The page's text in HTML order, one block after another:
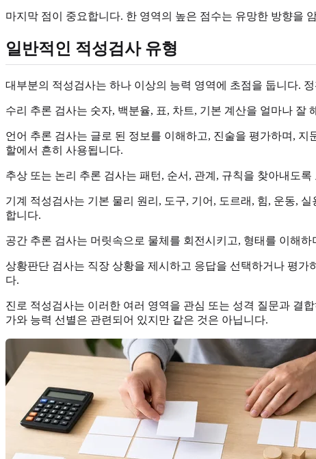
마지막 점이 중요합니다. 한 영역의 높은 점수는 유망한 방향을
일반적인 적성검사 유형
대부분의 적성검사는 하나 이상의 능력 영역에 초점을 둡니다.
수리 추론 검사는 숫자, 백분율, 표, 차트, 기본 계산을 얼마나
언어 추론 검사는 글로 된 정보를 이해하고, 진술을 평가하며,
할에서 흔히 사용됩니다.
추상 또는 논리 추론 검사는 패턴, 순서, 관계, 규칙을 찾아내도
기계 적성검사는 기본 물리 원리, 도구, 기어, 도르래, 힘, 운동, 실
합니다.
공간 추론 검사는 머릿속으로 물체를 회전시키고, 형태를 이해
상황판단 검사는 직장 상황을 제시하고 응답을 선택하거나 평
다.
진로 적성검사는 이러한 여러 영역을 관심 또는 성격 질문과 결
가와 능력 선별은 관련되어 있지만 같은 것은 아닙니다.